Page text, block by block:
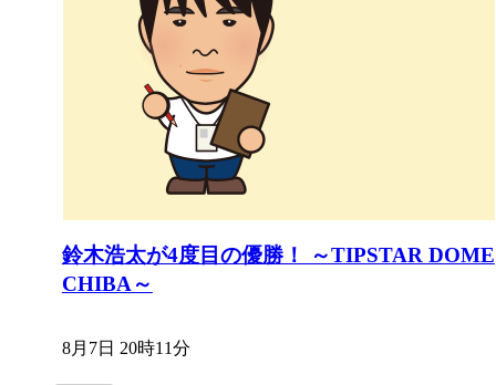
鈴木浩太が4度目の優勝！ ～TIPSTAR DOME
CHIBA～
8月7日 20時11分